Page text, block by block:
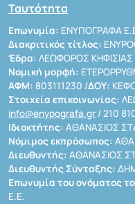
Ταυτότητα
Επωνυμία: ΕΝΥΠΟΓΡΑΦΑ
Διακριτικός τίτλος:
Έδρα: ΛΕΩΦΟΡΟΣ ΚΗΦΙΣΙΑΣ
Νομική μορφή:
ΑΦΜ: 803111230 /ΔΟΥ:
Στοιχεία επικοινωνίας:
info@enypografa.gr / 210
Ιδιοκτήτης: ΑΘΑΝΑΣΙΟΣ
Νόμιμος εκπρόσωπος:
Διευθυντής: ΑΘΑΝΑΣΙΟΣ
Διευθυντής Σύνταξης:
Επωνυμία του ονόματος
Ε.Ε.